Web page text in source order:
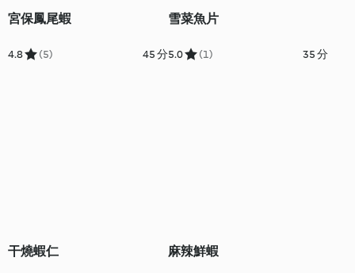
宮保鳳尾蝦
4.8 (5) 45 分
雪菜魚片
5.0 (1) 35 分
干燒蝦仁 麻辣鮮蝦